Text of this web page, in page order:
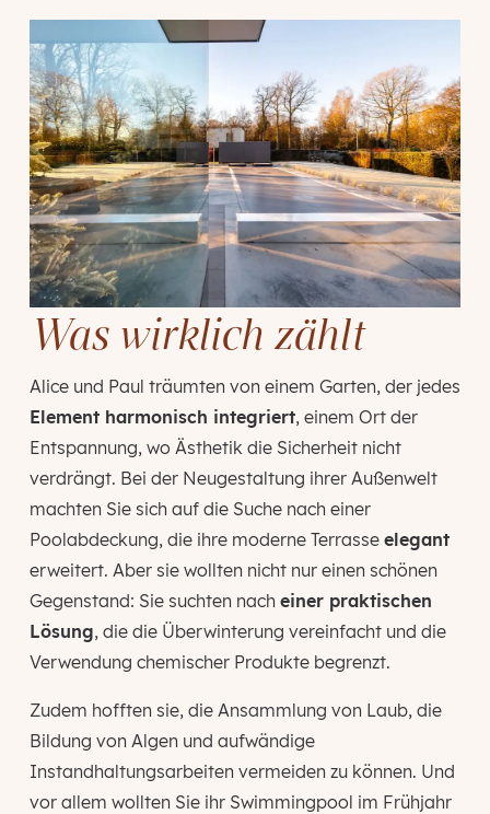
Was wirklich zählt
Alice und Paul träumten von einem Garten, der jedes
Element harmonisch integriert, einem Ort der
Entspannung, wo Ästhetik die Sicherheit nicht
verdrängt. Bei der Neugestaltung ihrer Außenwelt
machten Sie sich auf die Suche nach einer
Poolabdeckung, die ihre moderne Terrasse elegant
erweitert. Aber sie wollten nicht nur einen schönen
Gegenstand: Sie suchten nach einer praktischen
Lösung, die die Überwinterung vereinfacht und die
Verwendung chemischer Produkte begrenzt.
Zudem hofften sie, die Ansammlung von Laub, die
Bildung von Algen und aufwändige
Instandhaltungsarbeiten vermeiden zu können. Und
vor allem wollten Sie ihr Swimmingpool im Frühjahr